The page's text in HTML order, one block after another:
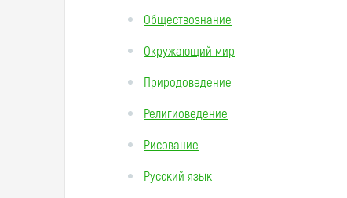
Обществознание
Окружающий мир
Природоведение
Религиоведение
Рисование
Русский язык